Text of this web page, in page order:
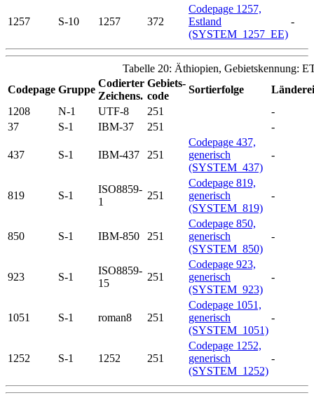
1257 S-10 1257 372
Codepage 1257,
Estland
(SYSTEM_1257_EE)
-
Tabelle 20: Äthiopien, Gebietskennung:
Codepage Gruppe
Codierter
Zeichens.
Gebiets-
code
Sortierfolge
1208
N-1 UTF-8 251
-
37
S-1 IBM-37 251 -
437 S-1 IBM-437 251
Codepage 437,
generisch
(SYSTEM_437)
-
819 S-1
ISO8859-
1
251
Codepage 819,
generisch
(SYSTEM_819)
-
850 S-1 IBM-850 251
Codepage 850,
generisch
(SYSTEM_850)
-
923 S-1
ISO8859-
15
251
Codepage 923,
generisch
(SYSTEM_923)
-
1051 S-1 roman8 251
Codepage 1051,
generisch
(SYSTEM_1051)
-
1252 S-1 1252 251
Codepage 1252,
generisch
(SYSTEM_1252)
-